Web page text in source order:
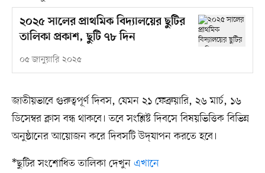
২০২৫ সালের প্রাথমিক বিদ্যালয়ের ছুটির
তালিকা প্রকাশ, ছুটি ৭৮ দিন
০৫ জানুয়ারি ২০২৫
জাতীয়ভাবে গুরুত্বপূর্ণ দিবস, যেমন ২১ ফেব্রুয়ারি, ২৬ মার্চ, ১৬
ডিসেম্বর ক্লাস বন্ধ থাকবে। তবে সংশ্লিষ্ট দিবসে বিষয়ভিত্তিক বিভিন্ন
অনুষ্ঠানের আয়োজন করে দিবসটি উদ্‌যাপন করতে হবে।
*ছুটির সংশোধিত তালিকা দেখুন এখানে